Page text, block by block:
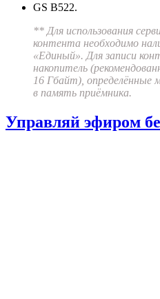
GS В522.
** Для использования
контента необходимо
«Единый». Для записи
накопитель
16 Гбайт), определённые
в память приёмника.
Управляй эфиром